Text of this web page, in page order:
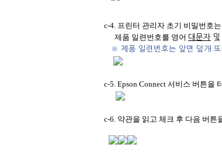
c-4. 프린터 관리자 초기 비밀번호
제품 일련번호를 영어 대문자
※ 제품 일련번호는 앞면 덮개
c-5. Epson Connect 서비스 버튼을
c-6. 약관을 읽고 체크 후 다음 버튼